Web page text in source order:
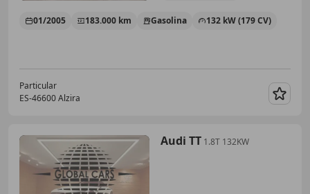
01/2005 183.000 km Gasolina 132 kW (179 CV)
Particular
ES-46600 Alzira
Audi TT 1.8T 132KW